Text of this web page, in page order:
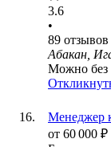
3.6
•
89 отзывов
Абакан,
Можно без
Менеджер
от 60 000 ₽